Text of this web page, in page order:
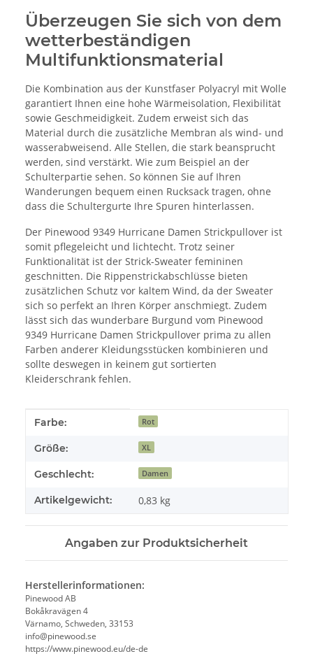
Überzeugen Sie sich von dem
wetterbeständigen
Multifunktionsmaterial
Die Kombination aus der Kunstfaser Polyacryl mit Wolle
garantiert Ihnen eine hohe Wärmeisolation, Flexibilität
sowie Geschmeidigkeit. Zudem erweist sich das
Material durch die zusätzliche Membran als wind- und
wasserabweisend. Alle Stellen, die stark beansprucht
werden, sind verstärkt. Wie zum Beispiel an der
Schulterpartie sehen. So können Sie auf Ihren
Wanderungen bequem einen Rucksack tragen, ohne
dass die Schultergurte Ihre Spuren hinterlassen.
Der Pinewood 9349 Hurricane Damen Strickpullover ist
somit pflegeleicht und lichtecht. Trotz seiner
Funktionalität ist der Strick-Sweater femininen
geschnitten. Die Rippenstrickabschlüsse bieten
zusätzlichen Schutz vor kaltem Wind, da der Sweater
sich so perfekt an Ihren Körper anschmiegt. Zudem
lässt sich das wunderbare Burgund vom Pinewood
9349 Hurricane Damen Strickpullover prima zu allen
Farben anderer Kleidungsstücken kombinieren und
sollte deswegen in keinem gut sortierten
Kleiderschrank fehlen.
Produkteigenschaft
Wert
Farbe: Rot
Größe: XL
Geschlecht: Damen
Artikelgewicht: 0,83 kg
Angaben zur Produktsicherheit
Herstellerinformationen:
Pinewood AB
Bokåkravägen 4
Värnamo, Schweden, 33153
info@pinewood.se
https://www.pinewood.eu/de-de